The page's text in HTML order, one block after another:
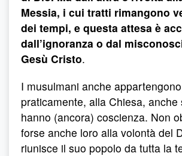
Messia, i cui tratti rimangono
dei tempi, e questa attesa è
dall’ignoranza o dal
Gesù Cristo.
I musulmani anche
praticamente, alla Chiesa, anche
hanno (ancora) coscienza. Non
forse anche loro alla volontà del
riunisce il suo popolo da tutta la